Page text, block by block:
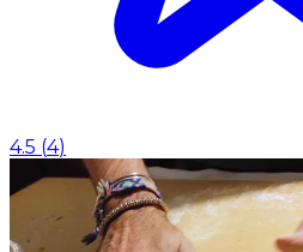
4.5 (4)